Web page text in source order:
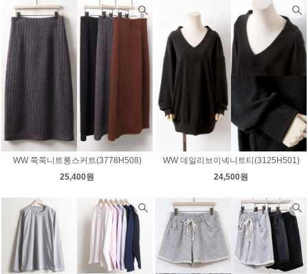
WW 쭉쭉니트롱스커트(3778H508)
25,400원
WW 데일리브이넥니트티(3125H501)
24,500원